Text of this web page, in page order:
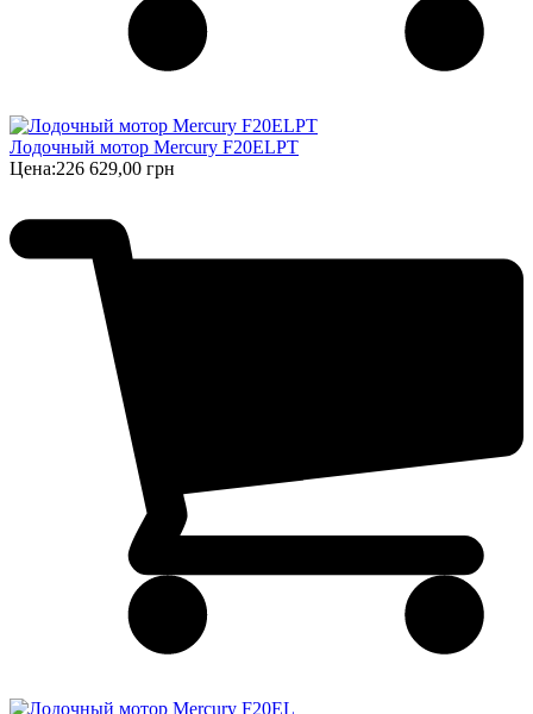
Лодочный мотор Mercury F20ELPT
Цена:226 629,00 грн